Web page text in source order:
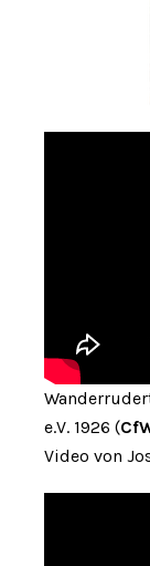
e.V. 1926 (
Video von